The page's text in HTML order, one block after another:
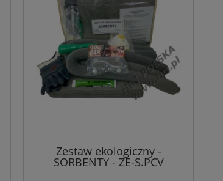
Zestaw ekologiczny -
SORBENTY - ZE-S.PCV